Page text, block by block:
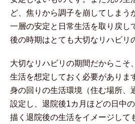
ど、焦りから調子を崩してしまう
一層の安定と日常生活を取り戻し
後の時期はとても大切なリハビリ
大切なリハビリの期間だからこそ
生活を想定しておく必要がありま
身の回りの生活環境（住む場所、
設定し、退院後1カ月ほどの日中
描く退院後の生活をイメージして